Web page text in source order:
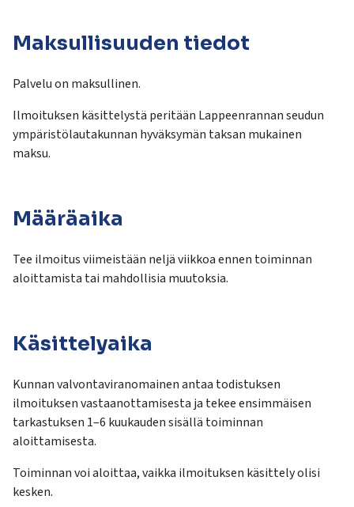
Maksullisuuden tiedot
Palvelu on maksullinen.
Ilmoituksen käsittelystä peritään Lappeenrannan seudun
ympäristölautakunnan hyväksymän taksan mukainen
maksu.
Määräaika
Tee ilmoitus viimeistään neljä viikkoa ennen toiminnan
aloittamista tai mahdollisia muutoksia.
Käsittelyaika
Kunnan valvontaviranomainen antaa todistuksen
ilmoituksen vastaanottamisesta ja tekee ensimmäisen
tarkastuksen 1–6 kuukauden sisällä toiminnan
aloittamisesta.
Toiminnan voi aloittaa, vaikka ilmoituksen käsittely olisi
kesken.